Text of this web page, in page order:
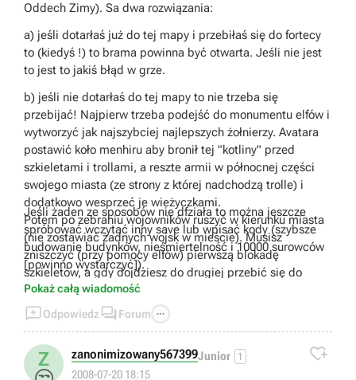
Oddech Zimy). Sa dwa rozwiązania:
a) jeśli dotarłaś już do tej mapy i przebiłaś się do fortecy
to (kiedyś !) to brama powinna być otwarta. Jeśli nie jest
to jest to jakiś błąd w grze.
b) jeśli nie dotarłaś do tej mapy to nie trzeba się
przebijać! Najpierw trzeba podejść do monumentu elfów i
wytworzyć jak najszybciej najlepszych żołnierzy. Avatara
postawić koło menhiru aby bronił tej "kotliny" przed
szkieletami i trollami, a reszte armii w północnej części
swojego miasta (ze strony z której nadchodzą trolle) i
dodatkowo wesprzeć je wieżyczkami.
Potem po zebraniu wojowników ruszyć w kierunku miasta
(nie zostawiać żadnych wojsk w mieście). Musisz
zniszczyć (przy pomocy elfów) pierwszą blokadę
szkieletów, a gdy dojdziesz do drugiej przebić się do
miasta (twoje wojsko musi zająć czymś drugą blokadę).
Bramy miasta powinny się same otworzyć (jeśli się nie
otwierają to upewnić się że w pobliżu bramy nie ma
żadnych wrogów [nie licząc tych dwóch obozów
nieprzyjaciela na południe i północ od bramy]).
Jeśli żaden ze sposobów nie dfziała to można jeszcze
spróbować wczytać inny save lub wpisać kody (szybsze
budowanie budynków, nieśmiertelność i 10000 surowców
[powinno wystarczyć]).
Pokaż całą wiadomość
Odpowiedz  Forum 
Z zanonimizowany567399Junior 1
2008-07-20 18:15
